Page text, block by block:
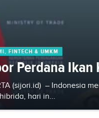
FINTECH & UMKM
Perdana
(sijori.id) – Indonesia
hari in...